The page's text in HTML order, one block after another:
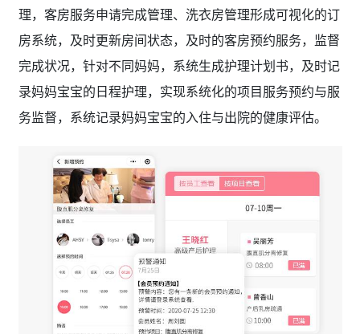
理，客房服务申请完成管理、洗衣房管理形成可视化的订
房系统，及时更新房间状态，及时的客房预约服务，监督
完成状况，针对不同妈妈，系统生成护理计划书，及时记
录妈妈宝宝的日程护理，实现系统化的项目服务预约与服
务监督，系统记录妈妈宝宝的入住与出院的健康评估。